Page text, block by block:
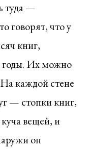
туда —
говорят, что у
книг,
годы. Их можно
каждой стене
— стопки книг,
вещей, и
он